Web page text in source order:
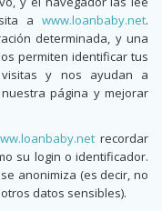
a www.loanbaby.net.
determinada, y una
permiten identificar tus
y nos ayudan a
página y mejorar
recordar
su login o identificador.
anonimiza (es decir, no
datos sensibles).